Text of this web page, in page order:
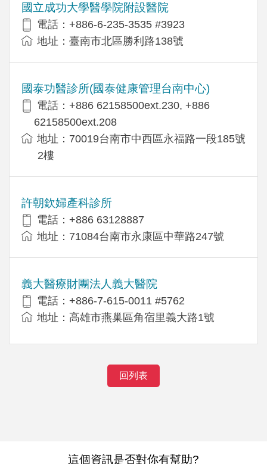
國立成功大學醫學院附設醫院
電話：+886-6-235-3535 #3923
地址：臺南市北區勝利路138號
國泰功醫診所(國泰健康管理台南中心)
電話：+886 62158500ext.230, +886
62158500ext.208
地址：70019台南市中西區永福路一段185號
2樓
許朝欽婦產科診所
電話：+886 63128887
地址：71084台南市永康區中華路247號
義大醫療財團法人義大醫院
電話：+886-7-615-0011 #5762
地址：高雄市燕巢區角宿里義大路1號
回列表
這個資訊是否對你有幫助?